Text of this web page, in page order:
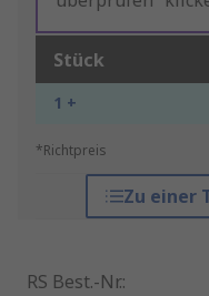
Stück
1 +
*Richtpreis
Zu einer
RS Best.-Nr.: